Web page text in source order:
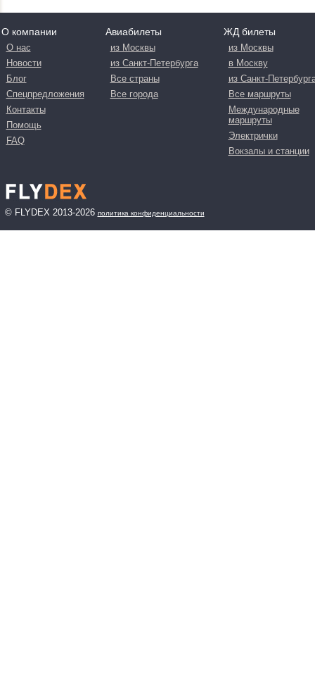
О компании
О нас
Новости
Блог
Спецпредложения
Контакты
Помощь
FAQ
Авиабилеты
из Москвы
из Санкт-Петербурга
Все страны
Все города
ЖД билеты
из Москвы
в Москву
из Санкт-
Все маршруты
Международные
маршруты
Электрички
Вокзалы и станции
© FLYDEX 2013-2026 политика конфиденциальности